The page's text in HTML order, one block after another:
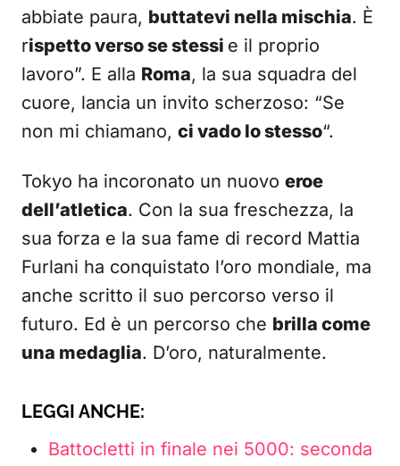
abbiate paura, buttatevi nella mischia. È
rispetto verso se stessi e il proprio
lavoro”. E alla Roma, la sua squadra del
cuore, lancia un invito scherzoso: “Se
non mi chiamano, ci vado lo stesso“.
Tokyo ha incoronato un nuovo eroe
dell’atletica. Con la sua freschezza, la
sua forza e la sua fame di record Mattia
Furlani ha conquistato l’oro mondiale, ma
anche scritto il suo percorso verso il
futuro. Ed è un percorso che brilla come
una medaglia. D’oro, naturalmente.
LEGGI ANCHE:
Battocletti in finale nei 5000: seconda